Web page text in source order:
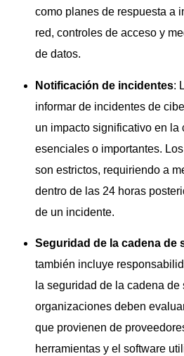
como planes de respuesta a
red, controles de acceso y
de datos.
Notificación de incidentes:
informar de incidentes de
un impacto significativo en
esenciales o importantes.
son estrictos, requiriendo a
dentro de las 24 horas
de un incidente.
Seguridad de la cadena de
también incluye
la seguridad de la cadena de
organizaciones deben
que provienen de
herramientas y el software